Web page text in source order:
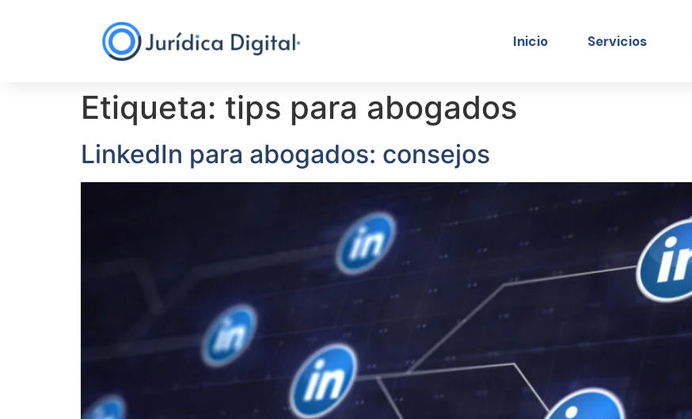
Inicio Servicios
Etiqueta: tips para abogados
LinkedIn para abogados: consejos